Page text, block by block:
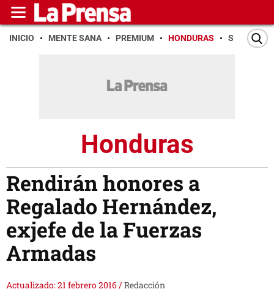
INICIO MENTE SANA PREMIUM HONDURAS SAN PEDRO
Honduras
Rendirán honores a
Regalado Hernández,
exjefe de la Fuerzas
Armadas
Actualizado: 21 febrero 2016/Redacción